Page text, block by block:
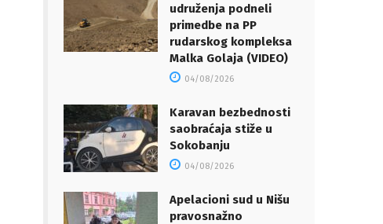
udruženja podneli
primedbe na PP
rudarskog kompleksa
Malka Golaja (VIDEO)
04/08/2026
Karavan bezbednosti
saobraćaja stiže u
Sokobanju
04/08/2026
Apelacioni sud u Nišu
pravosnažno